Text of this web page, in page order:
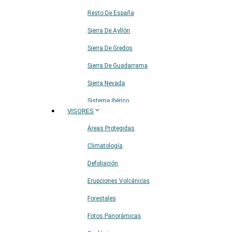
Resto De España
Sierra De Ayllón
Sierra De Gredos
Sierra De Guadarrama
Sierra Nevada
Sistema Ibérico
VISORES
Áreas Protegidas
Climatología
Defoliación
Erupciones Volcánicas
Forestales
Fotos Panorámicas